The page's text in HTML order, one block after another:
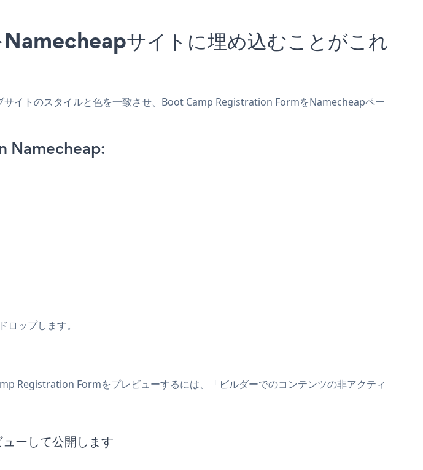
サイトに埋め込むことがこれ
イトのスタイルと色を一致させ、Boot Camp Registration FormをNamecheapペー
Namecheap:
ップします。
Registration Formをプレビューするには、「ビルダーでのコンテンツの非アクティ
ーして公開します